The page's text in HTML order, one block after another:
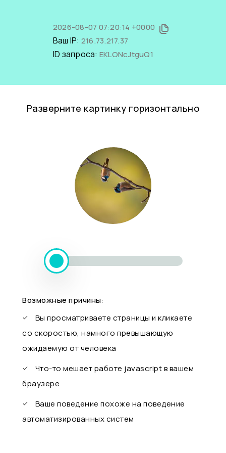
2026-08-07 07:20:14 +0000
Ваш IP: 216.73.217.37
ID запроса: EKLONcJtguQ1
Разверните картинку горизонтально
Возможные причины:
Вы просматриваете страницы и кликаете
со скоростью, намного превышающую
ожидаемую от человека
Что-то мешает работе javascript в вашем
браузере
Ваше поведение похоже на поведение
автоматизированных систем